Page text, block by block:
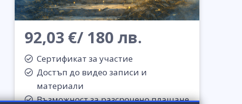
92,03 €/ 180 лв.
Сертификат за участие
Достъп до видео записи и
материали
Възможност за разсрочено плащане